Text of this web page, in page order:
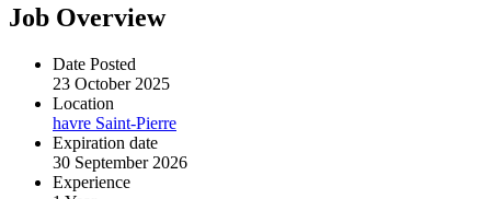
Job Overview
Date Posted
23 October 2025
Location
havre Saint-Pierre
Expiration date
30 September 2026
Experience